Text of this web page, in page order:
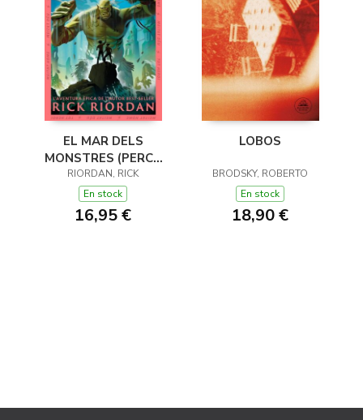
EL MAR DELS
MONSTRES (PERCY
JACKSON I ELS DÉUS
DE L'OLIMP 2)
RIORDAN, RICK
En stock
16,95 €
LOBOS
BRODSKY, ROBERTO
En stock
18,90 €